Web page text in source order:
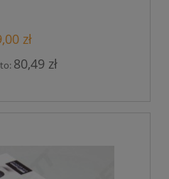
zł
80,49 zł